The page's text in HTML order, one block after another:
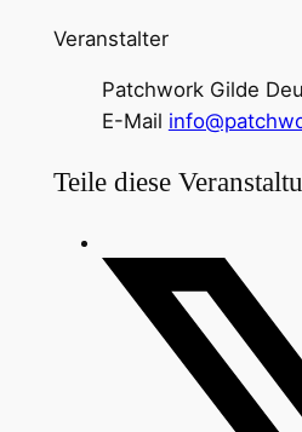
Veranstalter
Patchwork Gilde
E-Mail
Teile diese